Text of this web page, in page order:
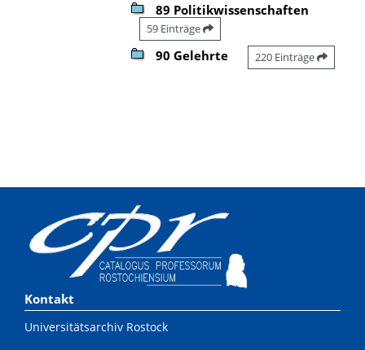
89 Politikwissenschaften
59 Einträge
90 Gelehrte 220 Einträge
Kontakt
Universitätsarchiv Rostock